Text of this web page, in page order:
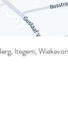
Itegem,